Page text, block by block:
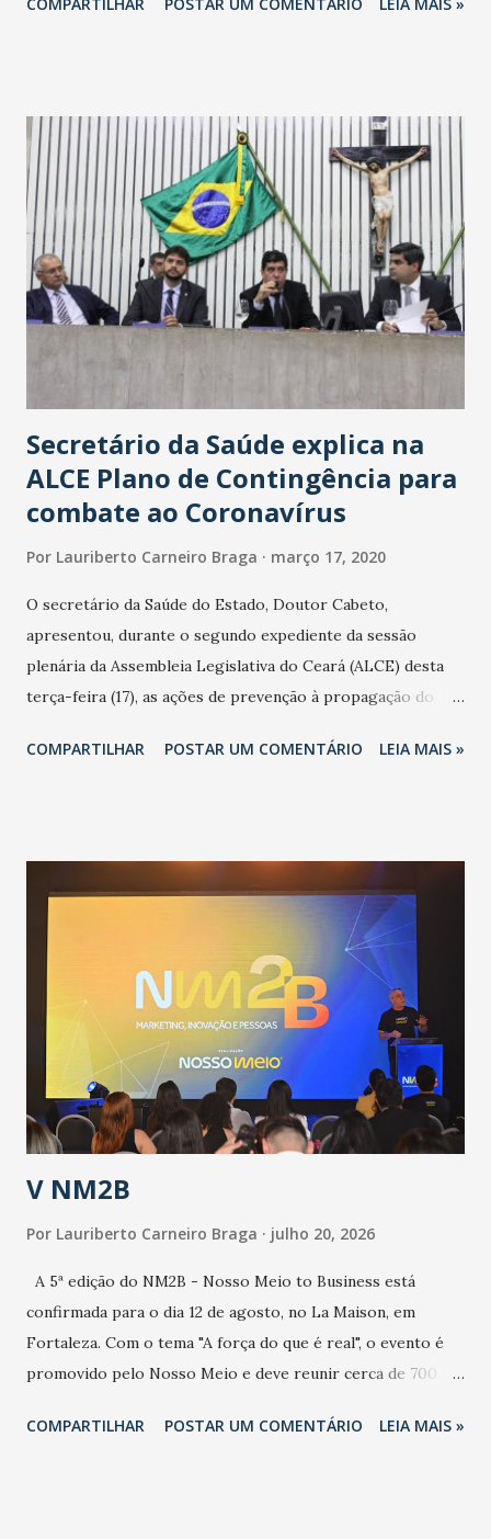
Havan Fortaleza ainda não foi anunciada oficialmente, mas
COMPARTILHAR POSTAR UM COMENTÁRIO LEIA MAIS »
Secretário da Saúde explica na
ALCE Plano de Contingência para
combate ao Coronavírus
Por Lauriberto Carneiro Braga março 17, 2020
O secretário da Saúde do Estado, Doutor Cabeto,
apresentou, durante o segundo expediente da sessão
plenária da Assembleia Legislativa do Ceará (ALCE) desta
terça-feira (17), as ações de prevenção à propagação do
adotadas pelo Governo do Estado na contenção da
população suspeita e de cuidados com os ambientes
públicos e domiciliares. “Nós não estamos vivendo uma
epidemia comum, como temos em todos os anos, com
aumento de casos de dengue, influenza ou H1N1. Trata-se
de uma epidemia com um vírus diferente, com um poder de
contaminação maior que outros coronavírus”, apontou o
secretário. Segundo ele, é uma epidemia com chance de
contaminação alta, podendo gerar um grande risco à
população e ao sistema de saúde. “Precisamos saber fazer a
estratificação do risco da doença, para não so...
COMPARTILHAR POSTAR UM COMENTÁRIO LEIA MAIS »
V NM2B
Por Lauriberto Carneiro Braga julho 20, 2026
A 5ª edição do NM2B - Nosso Meio to Business está
confirmada para o dia 12 de agosto, no La Maison, em
Fortaleza. Com o tema "A força do que é real", o evento é
promovido pelo Nosso Meio e deve reunir cerca de 700
e lideranças do Mercado Nacional. Desde 2022, o NM2B
COMPARTILHAR POSTAR UM COMENTÁRIO LEIA MAIS »